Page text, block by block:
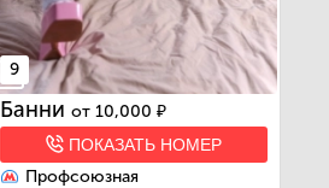
9
Банни от 10,000 ₽
ПОКАЗАТЬ НОМЕР
Профсоюзная